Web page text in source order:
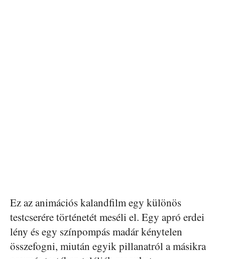
Ez az animációs kalandfilm egy különös
testcserére történetét meséli el. Egy apró erdei
lény és egy színpompás madár kénytelen
összefogni, miután egyik pillanatról a másikra